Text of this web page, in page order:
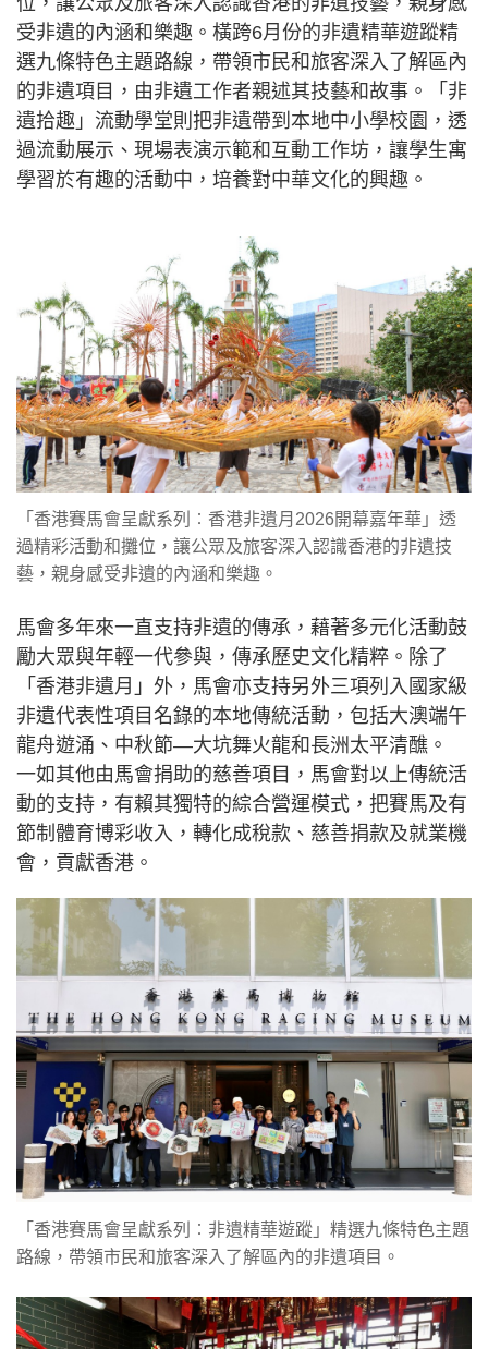
受非遺的內涵和樂趣。橫跨6月份的非遺精華遊蹤精
選九條特色主題路線，帶領市民和旅客深入了解區內
的非遺項目，由非遺工作者親述其技藝和故事。「非
遺拾趣」流動學堂則把非遺帶到本地中小學校園，透
過流動展示、現場表演示範和互動工作坊，讓學生寓
學習於有趣的活動中，培養對中華文化的興趣。
「香港賽馬會呈獻系列︰香港非遺月2026開幕嘉年華」透
過精彩活動和攤位，讓公眾及旅客深入認識香港的非遺技
藝，親身感受非遺的內涵和樂趣。
馬會多年來一直支持非遺的傳承，藉著多元化活動鼓
勵大眾與年輕一代參與，傳承歷史文化精粹。除了
「香港非遺月」外，馬會亦支持另外三項列入國家級
非遺代表性項目名錄的本地傳統活動，包括大澳端午
龍舟遊涌、中秋節—大坑舞火龍和長洲太平清醮。
一如其他由馬會捐助的慈善項目，馬會對以上傳統活
動的支持，有賴其獨特的綜合營運模式，把賽馬及有
節制體育博彩收入，轉化成稅款、慈善捐款及就業機
會，貢獻香港。
「香港賽馬會呈獻系列︰非遺精華遊蹤」精選九條特色主題
路線，帶領市民和旅客深入了解區內的非遺項目。